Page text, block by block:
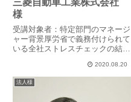
三菱自動車工業株式会社
様
受講対象者：特定部門のマネージ
ャー背景厚労省で義務付けられて
いる全社ストレスチェックの結
ずれも社独自調査のESも低く、
また、業績も下降気味で、部門全
体に沈滞ムードが蔓延していまし
た。それら部門に人材開発部門か
2020.08.20
法人様